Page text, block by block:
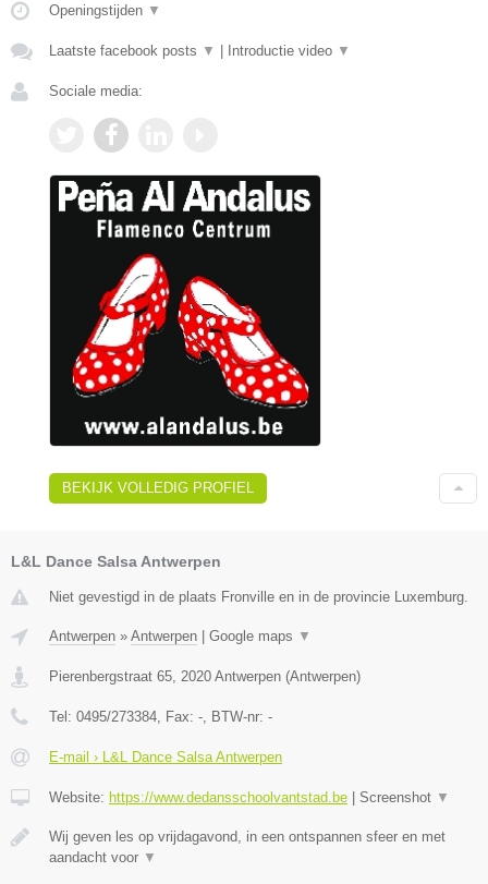
Openingstijden ▼
Laatste facebook posts ▼ | Introductie video ▼
Sociale media:
BEKIJK VOLLEDIG PROFIEL
L&L Dance Salsa Antwerpen
Niet gevestigd in de plaats Fronville en in de provincie Luxemburg.
Antwerpen » Antwerpen | Google maps ▼
Pierenbergstraat 65 2020 Antwerpen (Antwerpen)
Tel: 0495/273384 , Fax: - , BTW-nr: -
E-mail › L&L Dance Salsa Antwerpen
Website: https://www.dedansschoolvantstad.be | Screenshot ▼
Wij geven les op vrijdagavond, in een ontspannen sfeer en met
aandacht voor ▼